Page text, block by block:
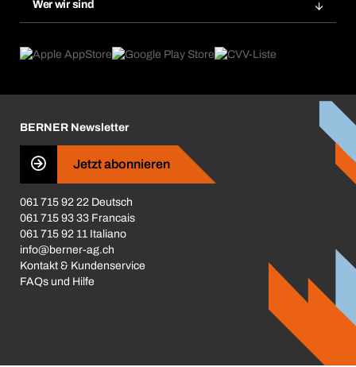
Dauerauftrag
eProcurement
Produktfinder
Wer wir sind
Was uns antreibt
Business Conduct
BERNER Newsletter
Jetzt abonnieren
061 715 92 22 Deutsch
061 715 93 33 Francais
061 715 92 11 Italiano
info@berner-ag.ch
Kontakt & Kundenservice
FAQs und Hilfe